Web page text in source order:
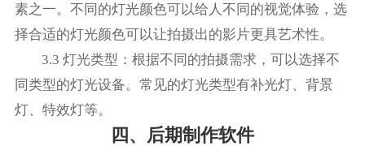
素之一。不同的灯光颜色可以给人不同的视觉体验，选
择合适的灯光颜色可以让拍摄出的影片更具艺术性。
3.3 灯光类型：根据不同的拍摄需求，可以选择不
同类型的灯光设备。常见的灯光类型有补光灯、背景
灯、特效灯等。
四、后期制作软件